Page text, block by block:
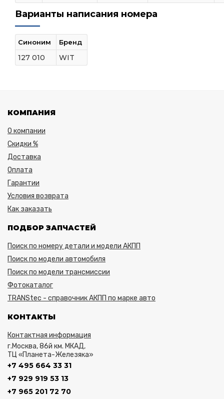
Варианты написания номера
Синоним Бренд
127 010 WIT
КОМПАНИЯ
О компании
Скидки %
Доставка
Оплата
Гарантии
Условия возврата
Как заказать
ПОДБОР ЗАПЧАСТЕЙ
Поиск по номеру детали и модели АКПП
Поиск по модели автомобиля
Поиск по модели трансмиссии
Фотокаталог
TRANStec - справочник АКПП по марке авто
КОНТАКТЫ
Контактная информация
г.Москва, 86й км. МКАД,
ТЦ «Планета-Железяка»
+7 495 664 33 31
+7 929 919 53 13
+7 965 201 72 70